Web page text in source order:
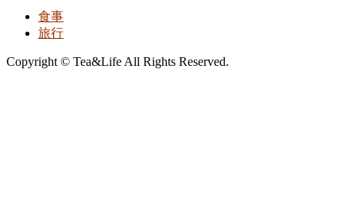
食事
旅行
Copyright © Tea&Life All Rights Reserved.